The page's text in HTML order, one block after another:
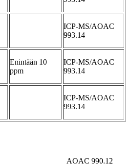
ICP-MS/AOAC
993.14
Enintään 10
ppm
ICP-MS/AOAC
993.14
ICP-MS/AOAC
993.14
AOAC 990.12